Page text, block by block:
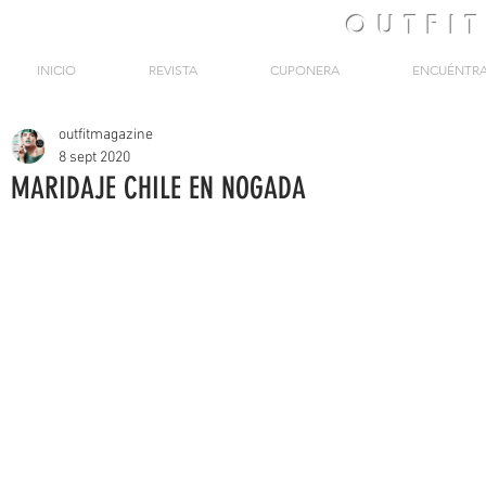
OUTFIT
INICIO REVISTA CUPONERA
MARIDAJE CHILE EN NOGADA
outfitmagazine
8 sept 2020